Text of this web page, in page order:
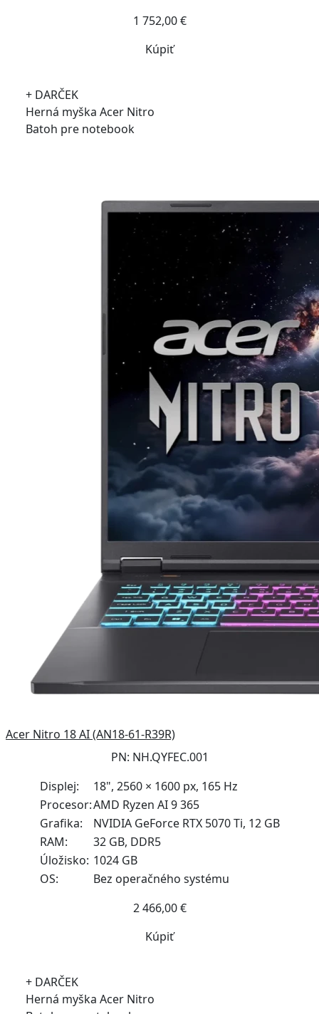
1 752,00 €
Kúpiť
+ DARČEK
Herná myška Acer Nitro
Batoh pre notebook
Acer Nitro 18 AI (AN18-61-R39R)
PN: NH.QYFEC.001
Displej:
18", 2560 × 1600 px, 165 Hz
Procesor:AMD Ryzen AI 9 365
Grafika:
NVIDIA GeForce RTX 5070 Ti, 12 GB
RAM:
32 GB, DDR5
Úložisko: 1024 GB
OS:
Bez operačného systému
2 466,00 €
Kúpiť
+ DARČEK
Herná myška Acer Nitro